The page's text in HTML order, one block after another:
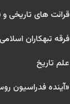
قرائت های تاریخی و
فرقه تبهکاران اسلامی
علم تاریخ
«آینده فدراسیون